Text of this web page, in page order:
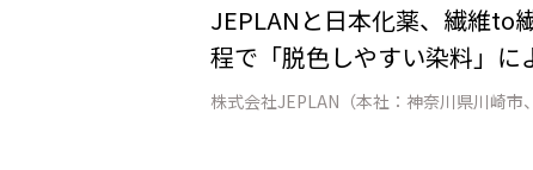
JEPLANと日本化薬、繊維to
程で「脱色しやすい染料」に